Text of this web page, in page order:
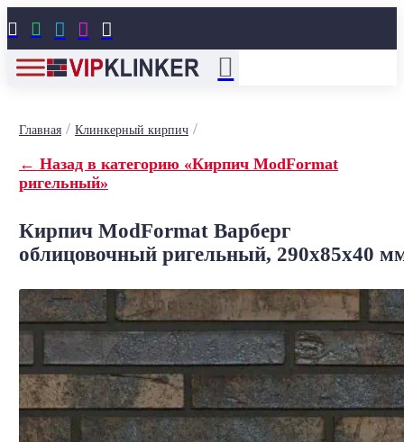
    
Главная/ Клинкерный кирпич/
← Назад в категорию «Кирпич ModFormat
ригельный»
Кирпич ModFormat Варберг
облицовочный ригельный, 290x85x40